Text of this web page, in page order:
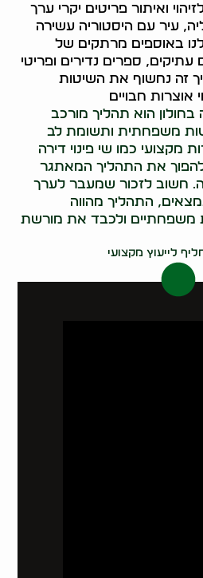
ואיתור פריטים יקרי ערך
עיר עם היסטוריה עשירה
באוספים מרתקים של
עתיקים, ספרים נדירים ופריטי
זה נחשוף את השיטות
אוצרות חבויים
בחולון הוא תהליך מורכב
משפחתית ותשומת לב
מקצועי כמו שי פינוי דירה
ניתן להפוך את התהליך המאתגר
חשוב לזכור שמעבר לערך
התהליך מהווה
משפחתיים ולכבד את מורשת
לייעוץ מקצועי